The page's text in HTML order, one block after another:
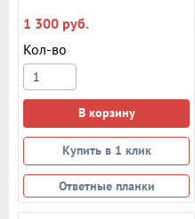
1 300 руб.
Кол-во
В корзину
Купить в 1 клик
Ответные планки